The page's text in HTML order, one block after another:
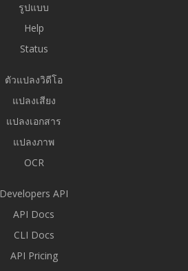
รูปแบบ
Help
Status
ตัวแปลงวิดีโอ
แปลงเสียง
แปลงเอกสาร
แปลงภาพ
OCR
Developers API
API Docs
CLI Docs
API Pricing